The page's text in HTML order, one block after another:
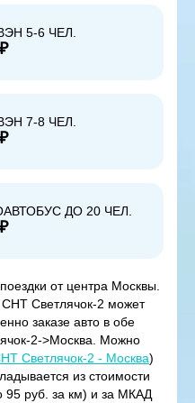
5-6 ЧЕЛ.
7-8 ЧЕЛ.
ДО 20 ЧЕЛ.
от центра Москвы.
СНТ Светлячок-2 может
заказе авто в обе
2->Москва. Можно
Светлячок-2 - Москва)
из стоимости
95 руб. за км) и за МКАД